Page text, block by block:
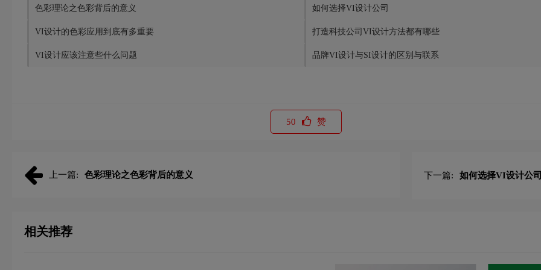
色彩理论之色彩背后的意义 如何选择VI设计公司
VI设计的色彩应用到底有多重要 打造科技公司VI设计方法都有哪些
VI设计应该注意些什么问题 品牌VI设计与SI设计的区别与联系
50 赞
上一篇: 色彩理论之色彩背后的意义 下一篇: 如何选择VI设计公
相关推荐